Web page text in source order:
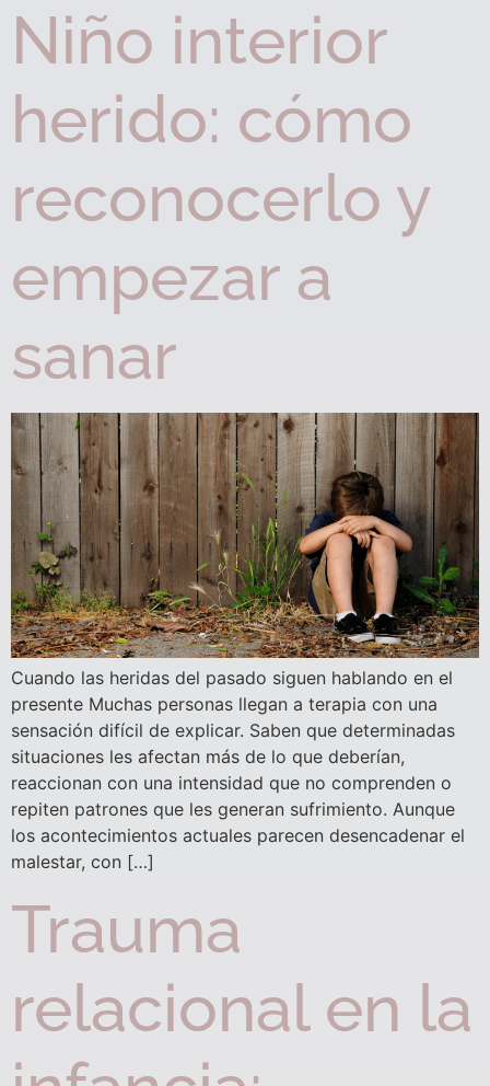
Niño interior
herido: cómo
reconocerlo y
empezar a
sanar
Cuando las heridas del pasado siguen hablando en el
presente Muchas personas llegan a terapia con una
sensación difícil de explicar. Saben que determinadas
situaciones les afectan más de lo que deberían,
reaccionan con una intensidad que no comprenden o
repiten patrones que les generan sufrimiento. Aunque
los acontecimientos actuales parecen desencadenar el
malestar, con […]
Trauma
relacional en la